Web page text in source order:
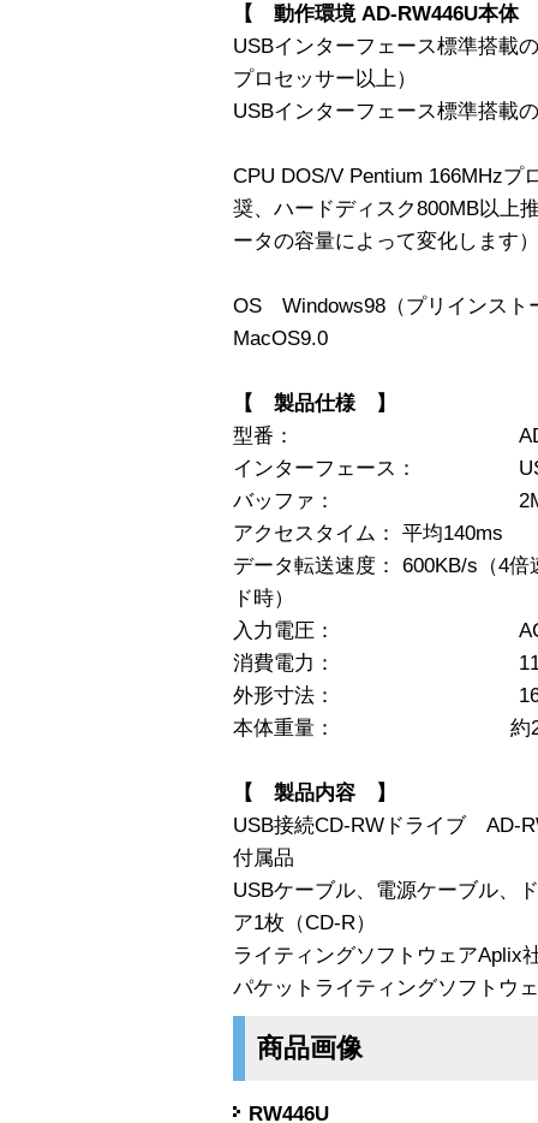
【 動作環境 AD-RW446U本体
USBインターフェース標準搭載
プロセッサー以上）
USBインターフェース標準搭載
CPU DOS/V Pentium 166MHzプ
奨、ハードディスク800MB以上
ータの容量によって変化します）
OS Windows98（プリインスト
MacOS9.0
【 製品仕様 】
型番： AD-
インターフェース： USB
バッファ：
アクセスタイム： 平均140ms
データ転送速度： 600KB/s（4
ド時）
入力電圧：
消費電力： 11W（
外形寸法： 166（W）
本体重量： 約
【 製品内容 】
USB接続CD-RWドライブ
付属品
USBケーブル、電源ケーブル、
ア1枚（CD-R）
ライティングソフトウェアAplix
パケットライティングソフトウ
商品画像
RW446U